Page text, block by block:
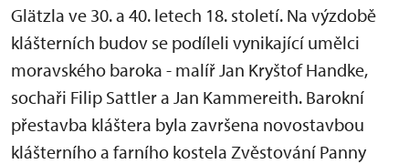
Glätzla ve 30. a 40. letech 18. století. Na výzdobě
klášterních budov se podíleli vynikající umělci
moravského baroka - malíř Jan Kryštof Handke,
sochaři Filip Sattler a Jan Kammereith. Barokní
přestavba kláštera byla završena novostavbou
klášterního a farního kostela Zvěstování Panny